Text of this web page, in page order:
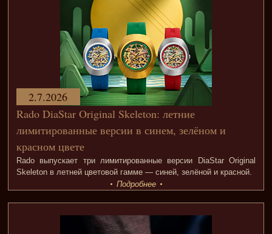
Rado DiaStar Original Skeleton: летние
лимитированные версии в синем, зелёном и
красном цвете
Rado выпускает три лимитированные версии DiaStar Original
Skeleton в летней цветовой гамме — синей, зелёной и красной.
2.7.2026
Подробнее